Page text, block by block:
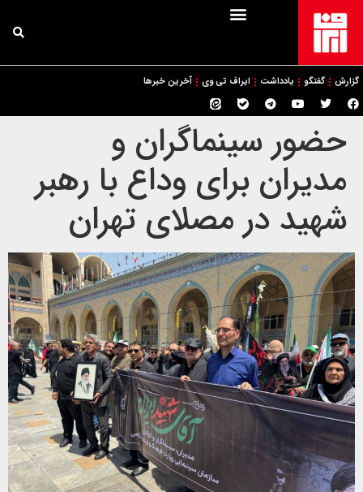
گزارش گفتگو یادداشت ایراف تی وی آخرین خبرها
حضور سینماگران و
مدیران برای وداع با رهبر
شهید در مصلای تهران